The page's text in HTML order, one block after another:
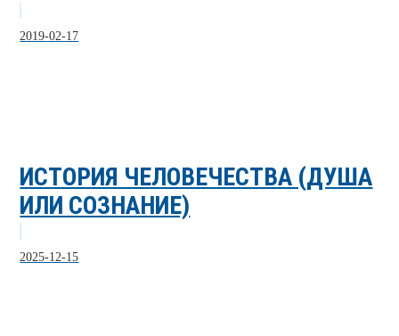
2019-02-17
ИСТОРИЯ ЧЕЛОВЕЧЕСТВА (ДУША
ИЛИ СОЗНАНИЕ)
2025-12-15